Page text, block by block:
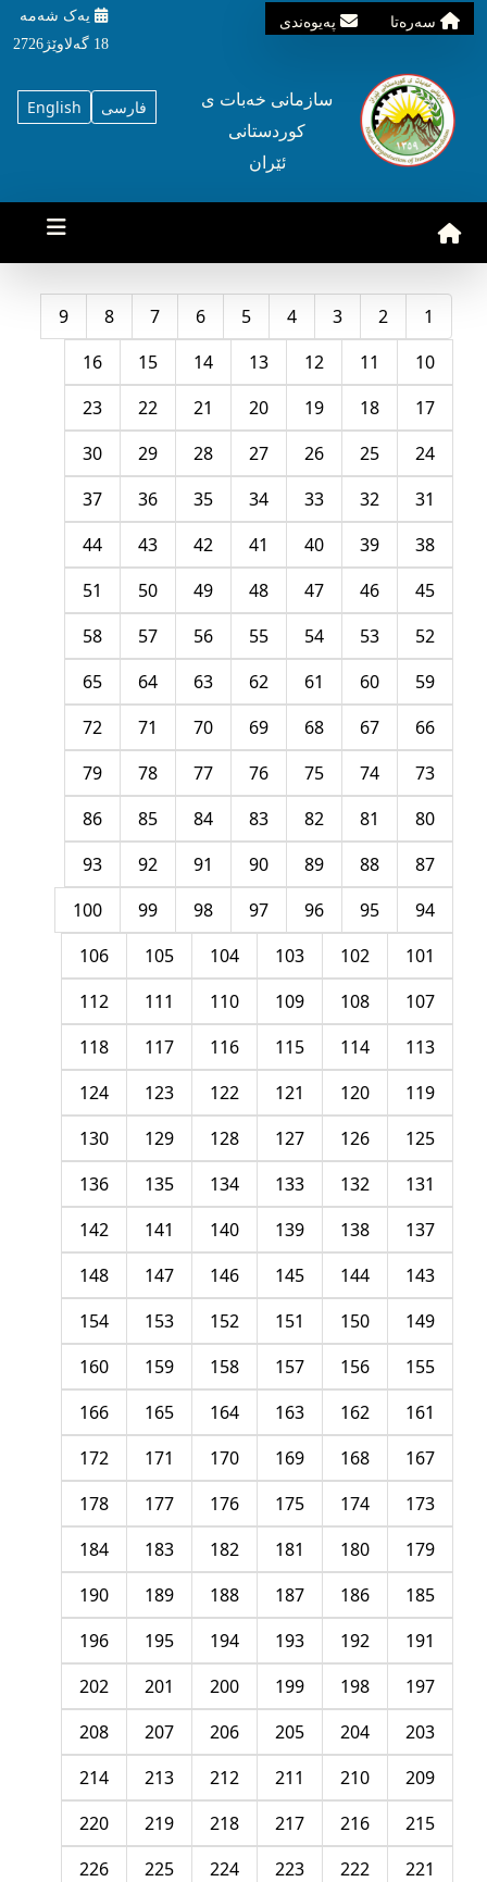
سه‌ره‌تا په‌یوه‌ندی
یه‌ک شه‌مه‌
18 گه‌لاوێژ2726
English فارسی
سازمانی خه‌بات ی
کوردستانی
ئێران
1
2
3
4
5
6
7
8
9
10
11
12
13
14
15
16
17
18
19
20
21
22
23
24
25
26
27
28
29
30
31
32
33
34
35
36
37
38
39
40
41
42
43
44
45
46
47
48
49
50
51
52
53
54
55
56
57
58
59
60
61
62
63
64
65
66
67
68
69
70
71
72
73
74
75
76
77
78
79
80
81
82
83
84
85
86
87
88
89
90
91
92
93
94
95
96
97
98
99
100
101
102
103
104
105
106
107
108
109
110
111
112
113
114
115
116
117
118
119
120
121
122
123
124
125
126
127
128
129
130
131
132
133
134
135
136
137
138
139
140
141
142
143
144
145
146
147
148
149
150
151
152
153
154
155
156
157
158
159
160
161
162
163
164
165
166
167
168
169
170
171
172
173
174
175
176
177
178
179
180
181
182
183
184
185
186
187
188
189
190
191
192
193
194
195
196
197
198
199
200
201
202
203
204
205
206
207
208
209
210
211
212
213
214
215
216
217
218
219
220
221
222
223
224
225
226